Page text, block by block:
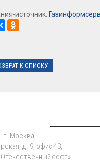
источник:
К СПИСКУ
г. Москва,
д. 9, офис 43,
софт»